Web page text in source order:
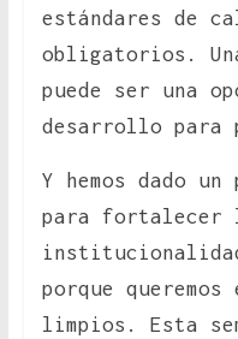
estándares de
obligatorios.
puede ser una
desarrollo para
Y hemos dado
para
porque queremos
limpios. Esta